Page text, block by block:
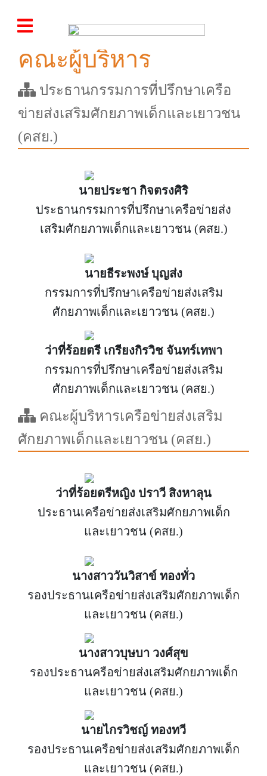
คณะผู้บริหาร
ประธานกรรมการที่ปรึกษาเครือ
ข่ายส่งเสริมศักยภาพเด็กและเยาวชน
(คสย.)
นายประชา กิจตรงศิริ
ประธานกรรมการที่ปรึกษาเครือข่ายส่ง
เสริมศักยภาพเด็กและเยาวชน (คสย.)
นายธีระพงษ์ บุญส่ง
กรรมการที่ปรึกษาเครือข่ายส่งเสริม
ศักยภาพเด็กและเยาวชน (คสย.)
ว่าที่ร้อยตรี เกรียงกิรวิช จันทร์เทพา
กรรมการที่ปรึกษาเครือข่ายส่งเสริม
ศักยภาพเด็กและเยาวชน (คสย.)
คณะผู้บริหารเครือข่ายส่งเสริม
ศักยภาพเด็กและเยาวชน (คสย.)
ว่าที่ร้อยตรีหญิง ปราวี สิงหาลุน
ประธานเครือข่ายส่งเสริมศักยภาพเด็ก
และเยาวชน (คสย.)
นางสาววันวิสาข์ ทองทั่ว
รองประธานเครือข่ายส่งเสริมศักยภาพเด็ก
และเยาวชน (คสย.)
นางสาวบุษบา วงศ์สุข
รองประธานครือข่ายส่งเสริมศักยภาพเด็ก
และเยาวชน (คสย.)
นายไกรวิชญ์ ทองทวี
รองประธานเครือข่ายส่งเสริมศักยภาพเด็ก
และเยาวชน (คสย.)